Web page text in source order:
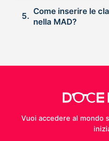
5.
Come inserire le classi di
nella MAD?
Vuoi accedere al mondo